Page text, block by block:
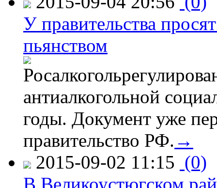
У правительства
пьянством
антиалкогольной
годы. Документ уже
правительство РФ. →
2015-09-02 11:15 (0)
В Великоустюгском